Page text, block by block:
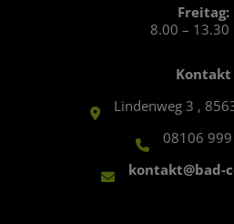
Freitag:
8.00 – 13.30
Kontakt
Lindenweg 3 ,
08106
kontakt@bad-